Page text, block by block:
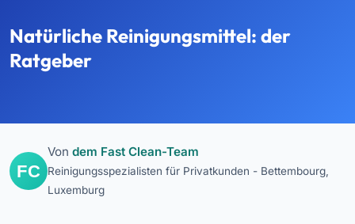
Natürliche Reinigungsmittel: der
Ratgeber
Von dem Fast Clean-Team
Reinigungsspezialisten für Privatkunden - Bettembourg,
Luxemburg